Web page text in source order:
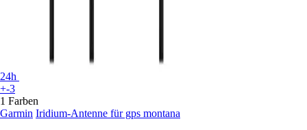
24h
+-3
1 Farben
Garmin Iridium-Antenne für gps montana